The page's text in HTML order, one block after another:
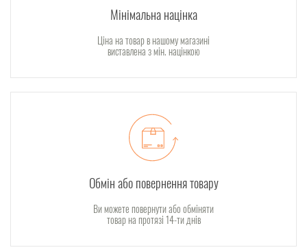
Мінімальна націнка
Ціна на товар в нашому магазині
виставлена з мін. націнкою
Обмін або повернення товару
Ви можете повернути або обміняти
товар на протязі 14-ти днів